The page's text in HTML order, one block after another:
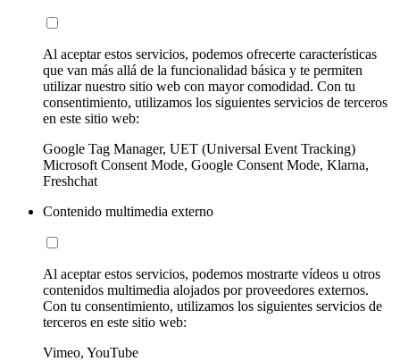
Al aceptar estos servicios, podemos ofrecerte características
que van más allá de la funcionalidad básica y te permiten
utilizar nuestro sitio web con mayor comodidad. Con tu
consentimiento, utilizamos los siguientes servicios de terceros
en este sitio web:
Google Tag Manager, UET (Universal Event Tracking)
Microsoft Consent Mode, Google Consent Mode, Klarna,
Freshchat
Contenido multimedia externo
Al aceptar estos servicios, podemos mostrarte vídeos u otros
contenidos multimedia alojados por proveedores externos.
Con tu consentimiento, utilizamos los siguientes servicios de
terceros en este sitio web:
Vimeo, YouTube